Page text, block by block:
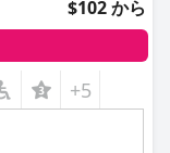
的ですが、あまり
れます。
場があるため、
能は、マントヴァ
の好ましい費用対
$102 から
+5